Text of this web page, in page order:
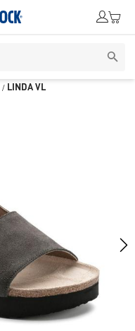
/ LINDA VL